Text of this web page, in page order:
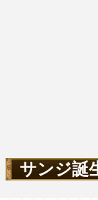
サンジ誕